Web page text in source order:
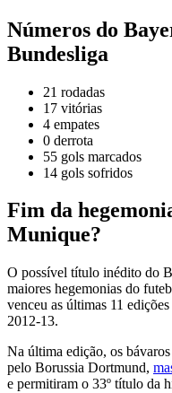
Números do
Bundesliga
21 rodadas
17 vitórias
4 empates
0 derrota
55 gols marcados
14 gols sofridos
Fim da
Munique?
O possível título inédito do
maiores hegemonias do
venceu as últimas 11
2012-13.
Na última edição, os
pelo Borussia Dortmund,
e permitiram o 33º título da